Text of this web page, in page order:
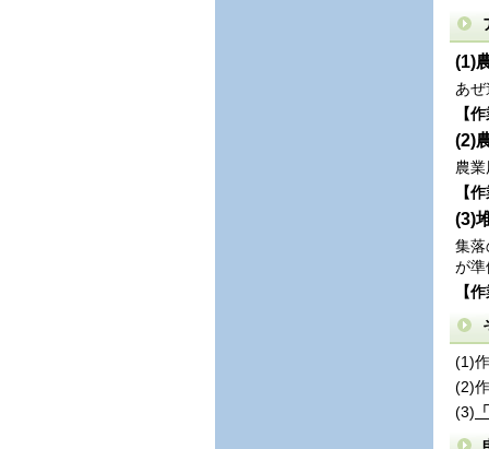
(1)
あ
【
(2)
農
【
(3)
集
が準
【
(1)
(2)
(3)